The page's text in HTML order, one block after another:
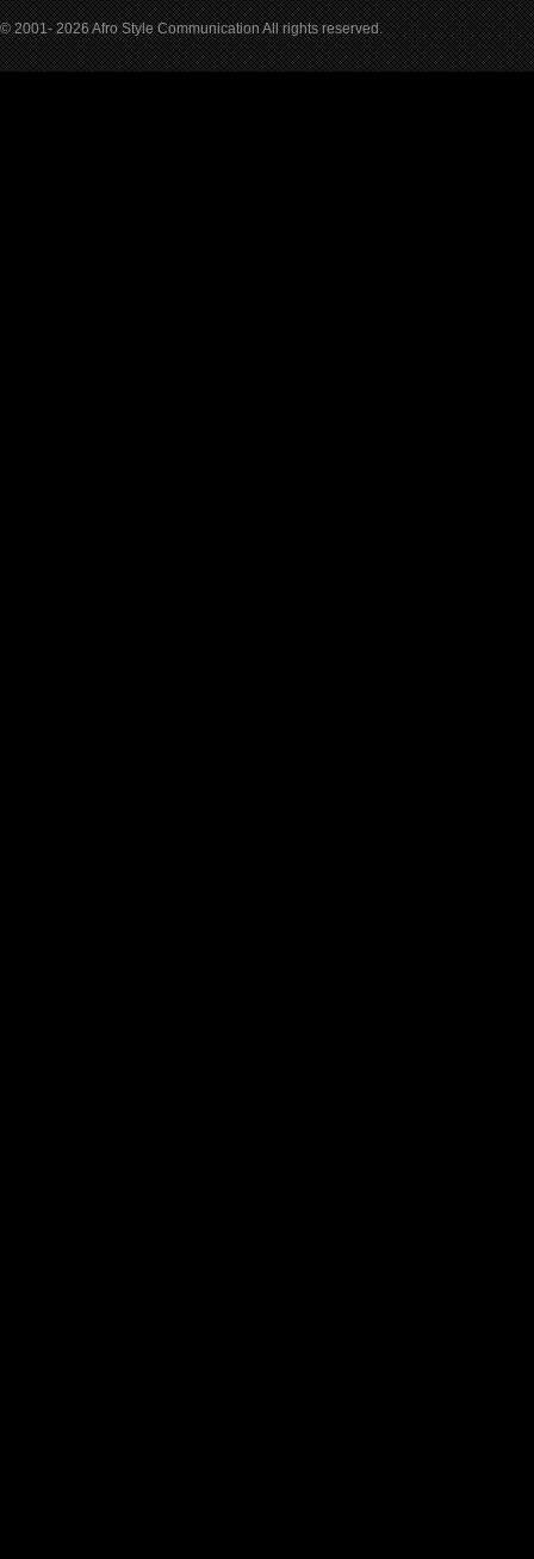
© 2001- 2026 Afro Style Communication All rights reserved.